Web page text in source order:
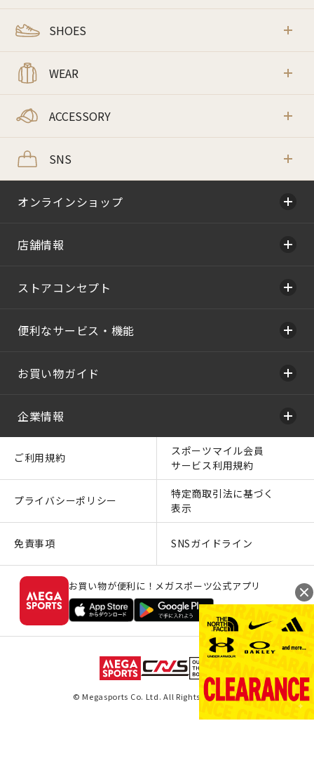
SHOES
WEAR
ACCESSORY
SNS
オンラインショップ
店舗情報
ストアコンセプト
便利なサービス・機能
お買い物ガイド
企業情報
ご利用規約
スポーツマイル会員
サービス利用規約
プライバシーポリシー
特定商取引法に基づく
表示
免責事項 SNSガイドライン
お買い物が便利に！メガスポーツ公式アプリ
© Megasports Co. Ltd. All Rights Reserved.